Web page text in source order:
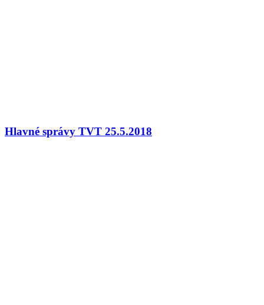
Hlavné správy TVT 25.5.2018